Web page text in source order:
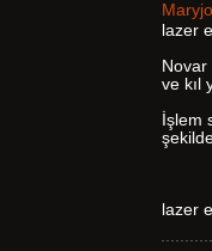
Maryjo
lazer
ve kıl
İşlem
lazer